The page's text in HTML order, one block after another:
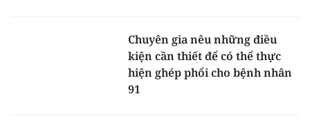
Chuyên gia nêu những điều
kiện cần thiết để có thể thực
hiện ghép phổi cho bệnh nhân
91